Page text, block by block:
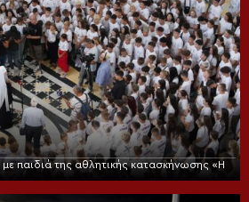
παιδιά της αθλητικής κατασκήνωσης «Η